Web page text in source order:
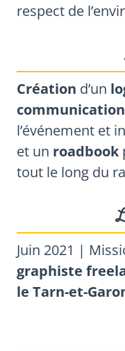
respect de
Création d’un
communication
l’événement et
et un roadbook
tout le long du
Juin 2021 |
graphiste
le Tarn-et-